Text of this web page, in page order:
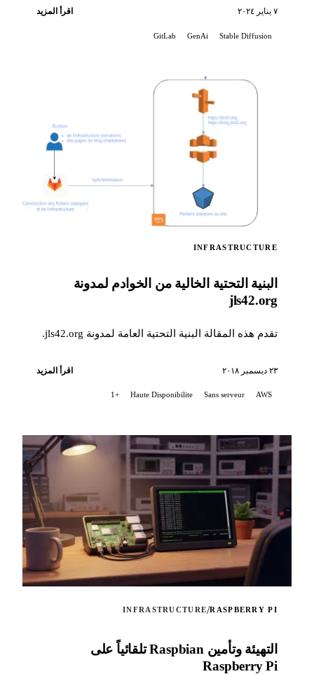
٧ يناير ٢٠٢٤ اقرأ المزيد
Stable Diffusion
GenAi
GitLab
INFRASTRUCTURE
البنية التحتية الخالية من الخوادم لمدونة
jls42.org
تقدم هذه المقالة البنية التحتية العامة لمدونة jls42.org.
٢٣ ديسمبر ٢٠١٨ اقرأ المزيد
AWS
Sans serveur
Haute Disponibilite
+1
RASPBERRY PI
/
INFRASTRUCTURE
التهيئة وتأمين Raspbian تلقائياً على
Raspberry Pi